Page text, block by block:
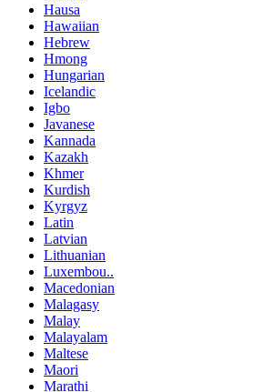
Hausa
Hawaiian
Hebrew
Hmong
Hungarian
Icelandic
Igbo
Javanese
Kannada
Kazakh
Khmer
Kurdish
Kyrgyz
Latin
Latvian
Lithuanian
Luxembou..
Macedonian
Malagasy
Malay
Malayalam
Maltese
Maori
Marathi